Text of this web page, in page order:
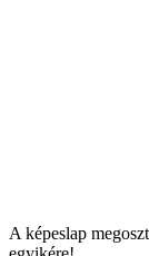
A képeslap